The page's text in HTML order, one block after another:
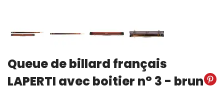
Queue de billard français
LAPERTI avec boitier n° 3 - brun